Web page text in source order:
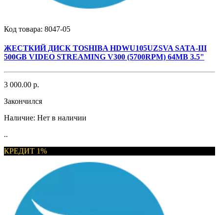
Код товара: 8047-05
ЖЕСТКИЙ ДИСК TOSHIBA HDWU105UZSVA SATA-III
500GB VIDEO STREAMING V300 (5700RPM) 64MB 3.5"
3 000.00 р.
Закончился
Наличие: Нет в наличии
..
КРЕДИТ 1%